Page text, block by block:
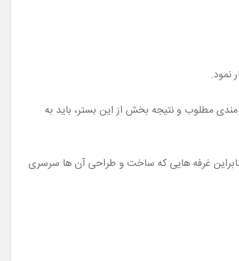
نمود.
مندی مطلوب و نتیجه بخش از این بستر، باید به
بنابراین غرفه هایی که ساخت و طراحی آن ها سرسری